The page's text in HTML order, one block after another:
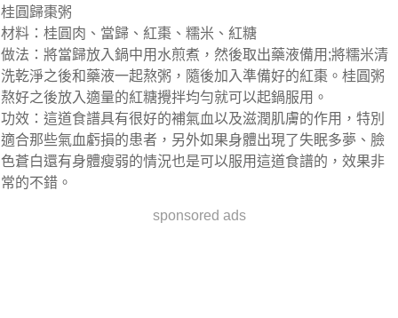
桂圓歸棗粥
材料：桂圓肉、當歸、紅棗、糯米、紅糖
做法：將當歸放入鍋中用水煎煮，然後取出藥液備用;將糯米清
洗乾淨之後和藥液一起熬粥，隨後加入準備好的紅棗。桂圓粥
熬好之後放入適量的紅糖攪拌均勻就可以起鍋服用。
功效：這道食譜具有很好的補氣血以及滋潤肌膚的作用，特別
適合那些氣血虧損的患者，另外如果身體出現了失眠多夢、臉
色蒼白還有身體瘦弱的情況也是可以服用這道食譜的，效果非
常的不錯。
sponsored ads